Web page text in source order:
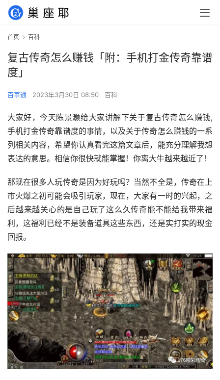
首页 百科
复古传奇怎么赚钱「附：手机打金传奇靠谱
度」
百事通 2023年3月30日 08:50 百科
大家好，今天陈景灏给大家讲解下关于复古传奇怎么赚钱,
手机打金传奇靠谱度的事情，以及关于传奇怎么赚钱的一系
列相关内容，希望你认真看完这篇文章后，能充分理解我想
表达的意思。相信你很快就能掌握！你离大牛越来越近了！
那现在很多人玩传奇是因为好玩吗？当然不全是，传奇在上
市火爆之初可能会吸引玩家，现在，大家有一时的兴起，之
后越来越关心的是自己玩了这么久传奇能不能给我带来福
利，这福利已经不是装备道具这些东西，还是实打实的现金
回报。